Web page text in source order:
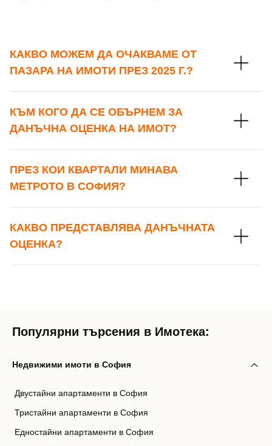
КАКВО МОЖЕМ ДА ОЧАКВАМЕ ОТ
ПАЗАРА НА ИМОТИ ПРЕЗ 2025 Г.?
КЪМ КОГО ДА СЕ ОБЪРНЕМ ЗА
ДАНЪЧНА ОЦЕНКА НА ИМОТ?
ПРЕЗ КОИ КВАРТАЛИ МИНАВА
МЕТРОТО В СОФИЯ?
КАКВО ПРЕДСТАВЛЯВА ДАНЪЧНАТА
ОЦЕНКА?
Заяви оглед
Популярни търсения в Имотека:
Недвижими имоти в София
Двустайни апартаменти в София
Тристайни апартаменти в София
Едностайни апартаменти в София